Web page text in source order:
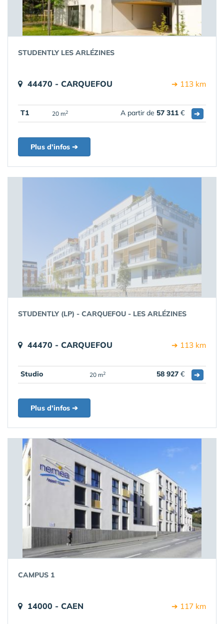
STUDENTLY LES ARLÉZINES
44470 - CARQUEFOU ➔ 113 km
T1 20 m2 A partir de 57 311 € ➔
Plus d'infos ➔
STUDENTLY (LP) - CARQUEFOU - LES ARLÉZINES
44470 - CARQUEFOU ➔ 113 km
Studio 20 m2 58 927 € ➔
Plus d'infos ➔
CAMPUS 1
14000 - CAEN ➔ 117 km